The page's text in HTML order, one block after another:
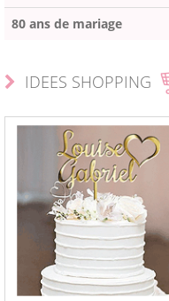
80 ans de mariage
IDEES SHOPPING